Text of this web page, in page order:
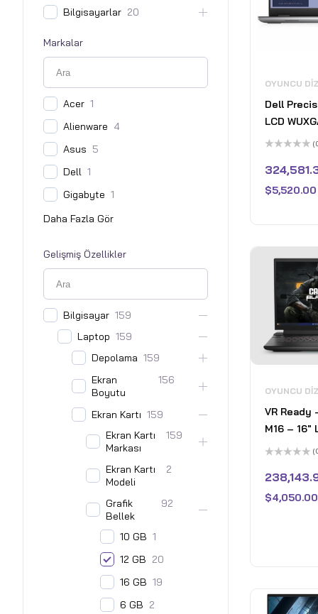
Bilgisayarlar 20
Markalar
Acer 1
Alienware 4
Asus 5
Dell 1
Gigabyte 1
Gelişmiş Özellikler
Bilgisayar 159
Laptop 159
Depolama 159
Ekran
Boyutu
156
Ekran Kartı 159
Ekran Kartı
Markası
159
Ekran Kartı
Modeli
2
Grafik
Bellek
92
10 GB 1
12 GB 20
16 GB 19
6 GB 2
OYUNCU
Dell
LCD
i9-
SDRAM -
üzerinden
0
aldı
$5,520.00
OYUNCU
VR Ready
M16 – 16"
240Hz
12GB
4080
üzerinden
0
aldı
$